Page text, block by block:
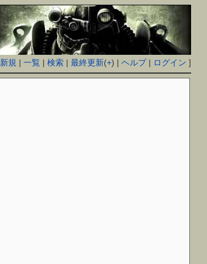
新規 |一覧 |検索 |最終更新(+) |ヘルプ| ログイン ]